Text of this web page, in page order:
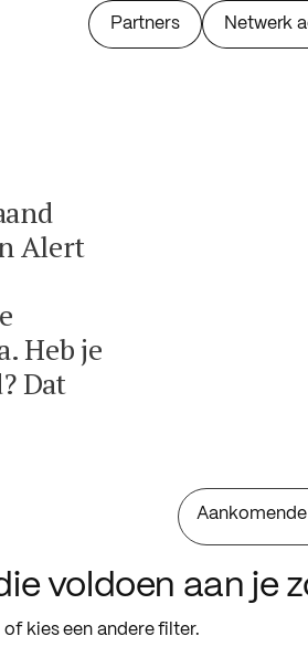
Partners Netwerk
Alert
Heb je
Dat
voldoen aan je
kies een andere filter.